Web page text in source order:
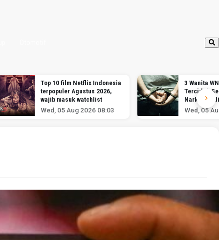
Top 10 film Netflix Indonesia
terpopuler Agustus 2026,
wajib masuk watchlist
Wed, 05 Aug 2026 08:03
3 Wanita
Terciduk
Narkotika
Soekarno-
Wed, 05